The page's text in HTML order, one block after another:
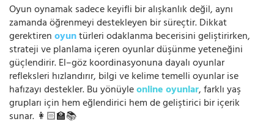
Oyun oynamak sadece keyifli bir alışkanlık değil, aynı
zamanda öğrenmeyi destekleyen bir süreçtir. Dikkat
gerektirenoyuntürleri odaklanma becerisini geliştirirken,
strateji ve planlama içeren oyunlar düşünme yeteneğini
güçlendirir. El–göz koordinasyonuna dayalı oyunlar
refleksleri hızlandırır, bilgi ve kelime temelli oyunlar ise
hafızayı destekler. Bu yönüyleonline oyunlar, farklı yaş
grupları için hem eğlendirici hem de geliştirici bir içerik
sunar. 👩🏻‍🏫📚